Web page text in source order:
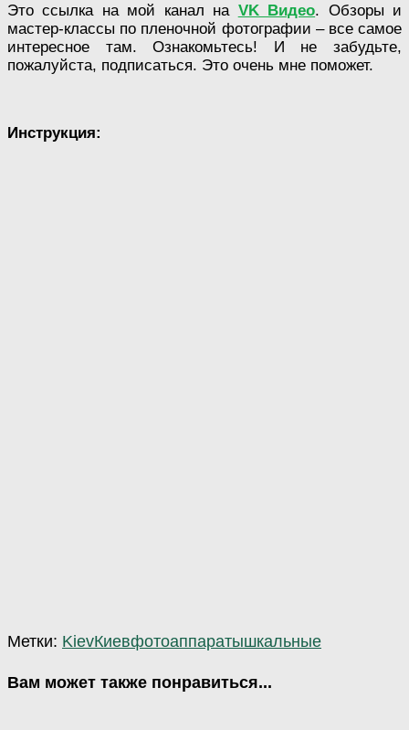
Это ссылка на мой канал на VK Видео. Обзоры и
мастер-классы по пленочной фотографии – все самое
интересное там. Ознакомьтесь! И не забудьте,
пожалуйста, подписаться. Это очень мне поможет.
Инструкция:
Метки: KievКиевфотоаппаратышкальные
Вам может также понравиться...